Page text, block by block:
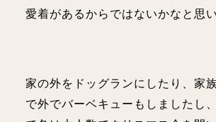
愛着があるからではないかなと思
家の外をドッグランにしたり、家
で外でバーベキューもしましたし